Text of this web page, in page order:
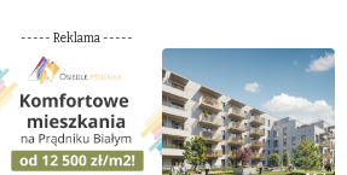
----- Reklama -----